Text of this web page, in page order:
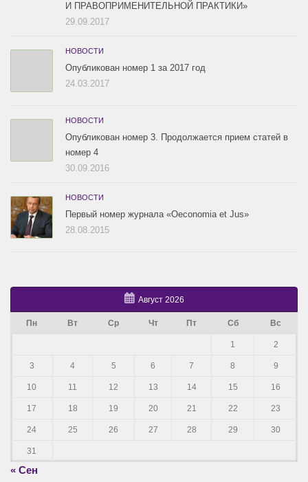
И ПРАВОПРИМЕНИТЕЛЬНОЙ ПРАКТИКИ»
29.09.2017
НОВОСТИ
Опубликован номер 1 за 2017 год
24.03.2017
НОВОСТИ
Опубликован номер 3. Продолжается прием статей в
номер 4
30.09.2016
НОВОСТИ
Первый номер журнала «Oeconomia et Jus»
28.08.2015
Август 2026
Пн Вт Ср Чт Пт Сб Вс
1 2
3 4 5 6 7 8 9
10 11 12 13 14 15 16
17 18 19 20 21 22 23
24 25 26 27 28 29 30
31
« Сен